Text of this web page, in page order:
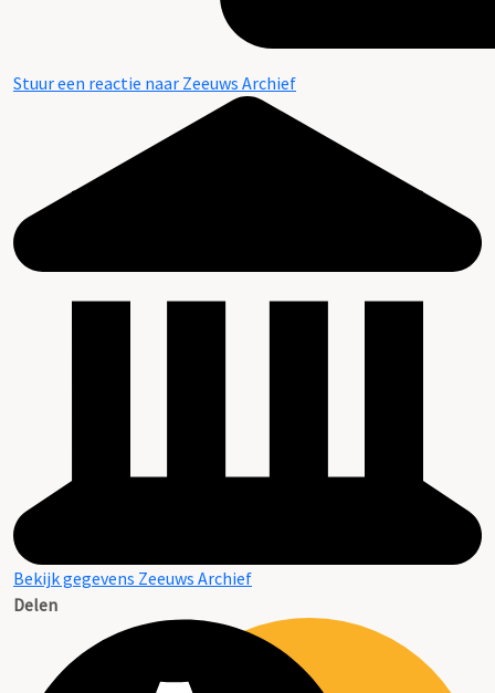
Stuur een reactie naar Zeeuws Archief
Bekijk gegevens Zeeuws Archief
Delen